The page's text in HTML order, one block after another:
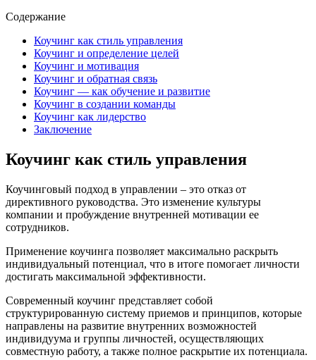
Содержание
Коучинг как стиль управления
Коучинг и определение целей
Коучинг и мотивация
Коучинг и обратная связь
Коучинг — как обучение и развитие
Коучинг в создании команды
Коучинг как лидерство
Заключение
Коучинг как стиль управления
Коучинговый подход в управлении – это отказ от
директивного руководства. Это изменение культуры
компании и пробуждение внутренней мотивации ее
сотрудников.
Применение коучинга позволяет максимально раскрыть
индивидуальный потенциал, что в итоге помогает личности
достигать максимальной эффективности.
Современный коучинг представляет собой
структурированную систему приемов и принципов, которые
направлены на развитие внутренних возможностей
индивидуума и группы личностей, осуществляющих
совместную работу, а также полное раскрытие их потенциала.